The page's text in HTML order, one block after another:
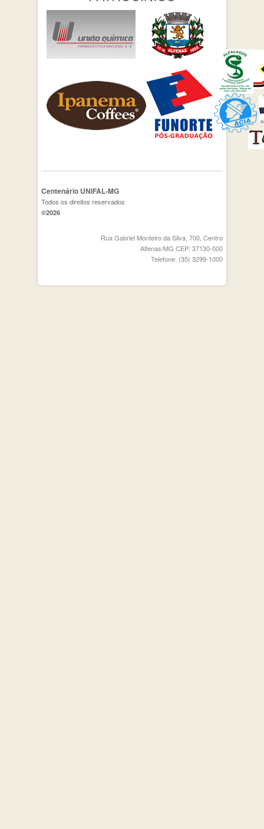
Centenário UNIFAL-MG
Todos os direitos reservados
©2026
Rua Gabriel Monteiro da Silva, 700, Centro
Alfenas/MG CEP: 37130-000
Telefone: (35) 3299-1000